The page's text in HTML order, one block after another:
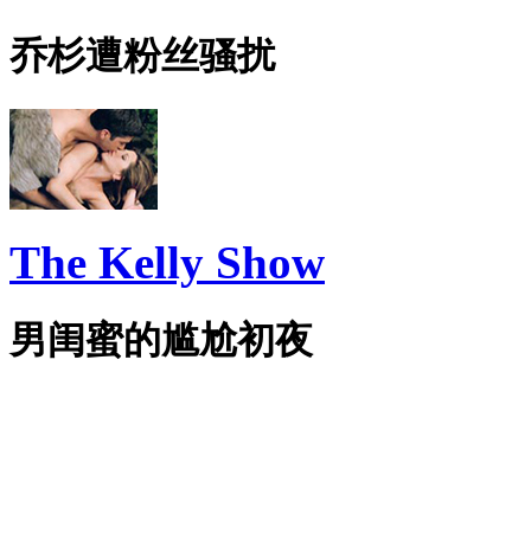
乔杉遭粉丝骚扰
The Kelly Show
男闺蜜的尴尬初夜